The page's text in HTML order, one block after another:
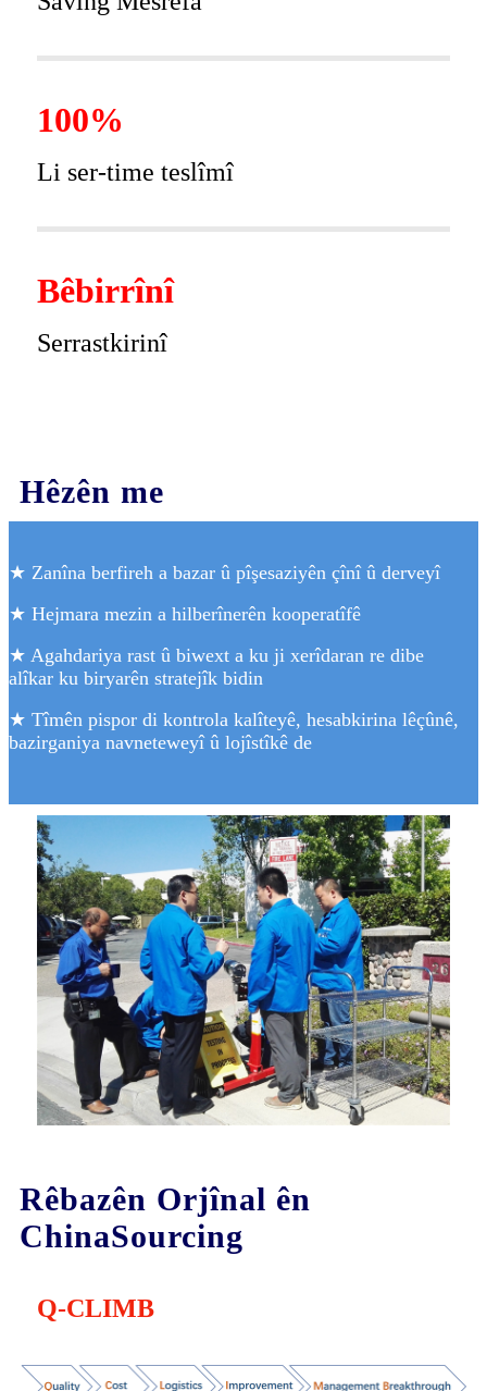
100%
Li ser-time teslîmî
Bêbirrînî
Serrastkirinî
Hêzên me
★ Zanîna berfireh a bazar û pîşesaziyên çînî û derveyî
★ Hejmara mezin a hilberînerên kooperatîfê
★ Agahdariya rast û biwext a ku ji xerîdaran re dibe
alîkar ku biryarên stratejîk bidin
★ Tîmên pispor di kontrola kalîteyê, hesabkirina lêçûnê,
bazirganiya navneteweyî û lojîstîkê de
Rêbazên Orjînal ên
ChinaSourcing
Q-CLIMB